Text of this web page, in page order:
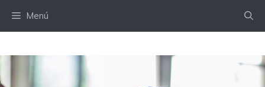
Menú